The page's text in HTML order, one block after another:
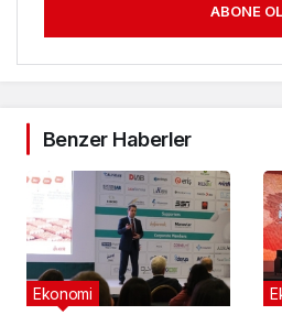
ABONE OL
Benzer Haberler
Ekonomi